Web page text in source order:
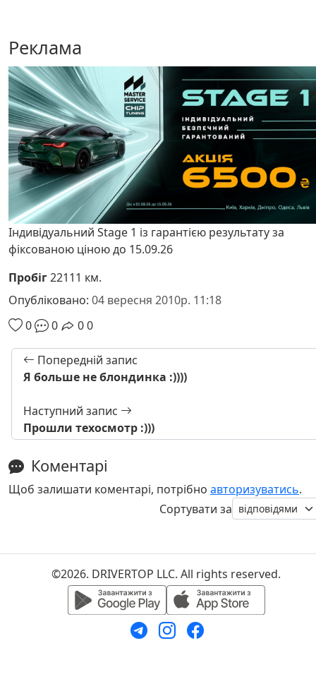
Реклама
Індивідуальний Stage 1 із гарантією результату за
фіксованою ціною до 15.09.26
Пробіг22111 км.
Опубліковано: 04 вересня 2010р. 11:18
0
0 00
Попередній запис
Я больше не блондинка :))))
Наступний запис
Прошли техосмотр :)))
Коментарі
Щоб залишати коментарі, потрібно авторизуватись.
Сортувати за
©2026. DRIVERTOP LLC. All rights reserved.